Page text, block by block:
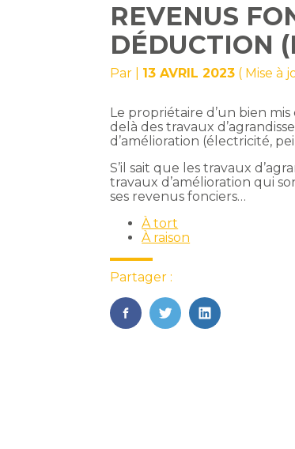
REVENUS
DÉDUCTION
Par 13 AVRIL 2023 ( Mise à
Le propriétaire d’un bien
delà des travaux
d’amélioration (électricité,
S’il sait que les travaux
travaux d’amélioration qui
ses revenus fonciers…
À tort
À raison
Partager :
FaceBook
TwitterLinkedIn